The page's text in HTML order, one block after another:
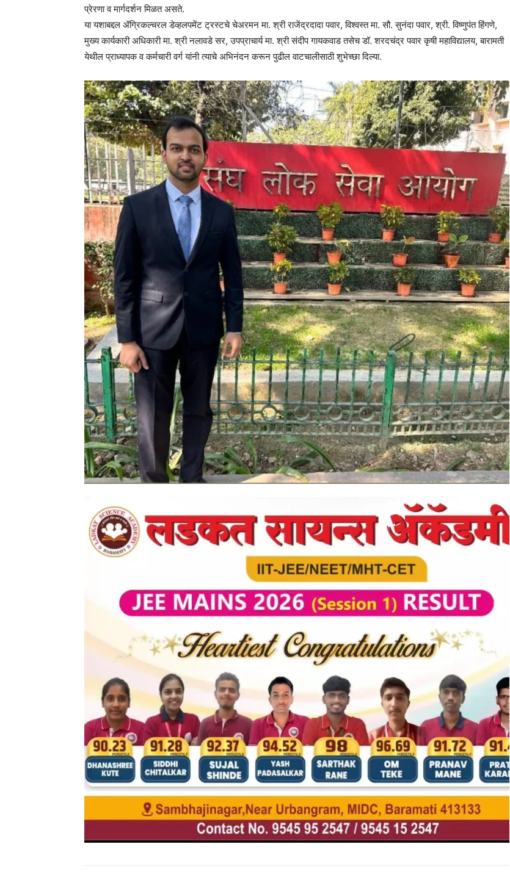
प्रेरणा व मार्गदर्शन मिळत असते.
या यशाबद्दल ॲग्रिकल्चरल डेव्हलपमेंट ट्रस्टचे चेअरमन मा. श्री राजेंद्रदादा पवार, विश्वस्त मा. सौ. सुनंदा पवार, श्री. विष्णुपंत हिंगणे,
मुख्य कार्यकारी अधिकारी मा. श्री नलावडे सर, उपप्राचार्य मा. श्री संदीप गायकवाड तसेच डॉ. शरदचंद्र पवार कृषी महाविद्यालय, बारामती
येथील प्राध्यापक व कर्मचारी वर्ग यांनी त्याचे अभिनंदन करून पुढील वाटचालीसाठी शुभेच्छा दिल्या.